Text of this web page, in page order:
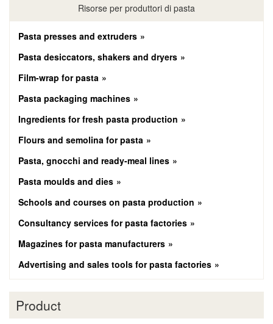
Risorse per produttori di pasta
Pasta presses and extruders
Pasta desiccators, shakers and dryers
Film-wrap for pasta
Pasta packaging machines
Ingredients for fresh pasta production
Flours and semolina for pasta
Pasta, gnocchi and ready-meal lines
Pasta moulds and dies
Schools and courses on pasta production
Consultancy services for pasta factories
Magazines for pasta manufacturers
Advertising and sales tools for pasta factories
Product